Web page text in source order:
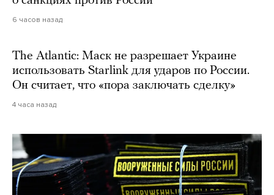
6 часов назад
The Atlantic: Маск не разрешает Украине
использовать Starlink для ударов по России.
Он считает, что «пора заключать сделку»
4 часа назад